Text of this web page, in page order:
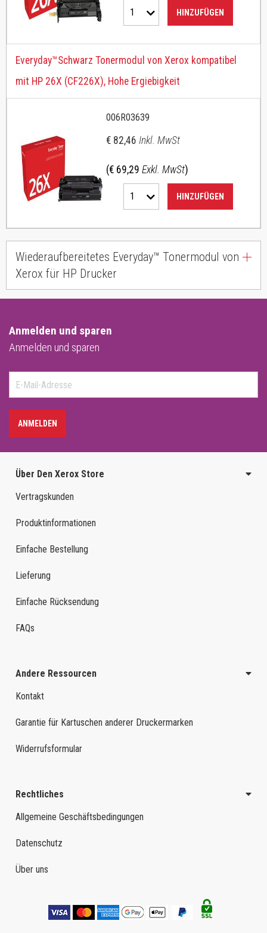
1 HINZUFÜGEN
Everyday™Schwarz Tonermodul von Xerox kompatibel
mit HP 26X (CF226X), Hohe Ergiebigkeit
006R03639
€ 82,46 Inkl. MwSt
(€ 69,29 Exkl. MwSt)
1 HINZUFÜGEN
Wiederaufbereitetes Everyday™ Tonermodul von
Xerox für HP Drucker
Anmelden und sparen
Anmelden und sparen
ANMELDEN
Über Den Xerox Store
Vertragskunden
Produktinformationen
Einfache Bestellung
Lieferung
Einfache Rücksendung
FAQs
Andere Ressourcen
Kontakt
Garantie für Kartuschen anderer Druckermarken
Widerrufsformular
Rechtliches
Allgemeine Geschäftsbedingungen
Datenschutz
Über uns